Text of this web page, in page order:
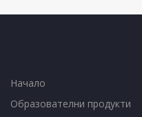
Начало
Образователни продукти